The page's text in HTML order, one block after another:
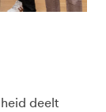
deelt